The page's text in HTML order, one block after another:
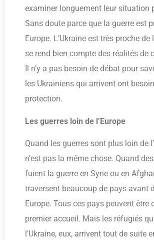
examiner longuement leur situation
Sans doute parce que la guerre est
Europe. L’Ukraine est très proche de
se rend bien compte des réalités de
Il n’y a pas besoin de débat pour
les Ukrainiens qui arrivent ont
protection.
Les guerres loin de l’Europe
Quand les guerres sont plus loin de
n’est pas la même chose. Quand
fuient la guerre en Syrie ou en
traversent beaucoup de pays avant
Europe. Tous ces pays peuvent être
premier accueil. Mais les réfugiés
l’Ukraine, eux, arrivent tout de suite